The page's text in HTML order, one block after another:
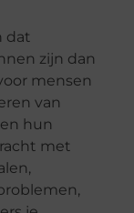
dat
zijn dan
mensen
van
hun
met